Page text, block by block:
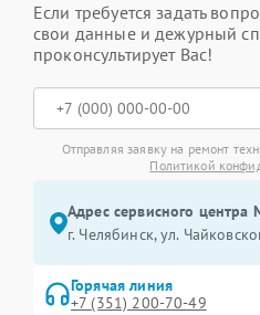
Если требуется задать
свои данные и дежурный
проконсультирует Вас!
Отправляя заявку на ремонт
Политикой
Адрес сервисного центра
г. Челябинск, ул.
Горячая линия
+7 (351) 200-70-49